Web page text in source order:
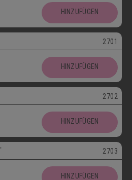
HINZUFÜGEN
2701
HINZUFÜGEN
2702
HINZUFÜGEN
2703
HINZUFÜGEN